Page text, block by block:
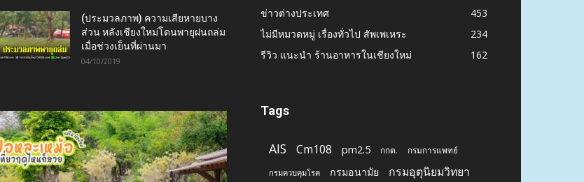
(ประมวลภาพ) ความเสียหายบาง
ส่วน หลังเชียงใหม่โดนพายุฝนถล่ม
เมื่อช่วงเย็นที่ผ่านมา
04/10/2019
ข่าวต่างประเทศ
453
ไม่มีหมวดหมู่ เรื่องทั่วไป สัพเพเหระ
234
รีวิว แนะนำ ร้านอาหารในเชียงใหม่
162
Tags
AIS Cm108 pm2.5 กกต. กรมการแพทย์
กรมควบคุมโรค กรมอนามัย กรมอุตุนิยมวิทยา